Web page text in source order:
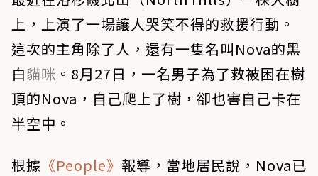
上，上演了一場讓人哭笑不得的救援行動。
這次的主角除了人，還有一隻名叫Nova的黑
白貓咪 。8月27日，一名男子為了救被困在樹
頂的Nova，自己爬上了樹，卻也害自己卡在
半空中。
根據 《People》 報導，當地居民說，Nova已